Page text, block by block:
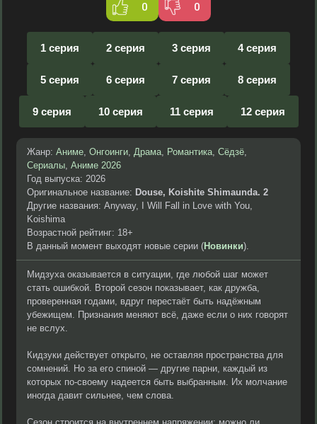
0 0
1 серия 2 серия 3 серия 4 серия
5 серия 6 серия 7 серия 8 серия
9 серия 10 серия 11 серия 12 серия
Жанр: Аниме, Онгоинги, Драма, Романтика, Сёдзё,
Сериалы, Аниме 2026
Год выпуска: 2026
Оригинальное название: Douse, Koishite Shimaunda. 2
Другие названия: Anyway, I Will Fall in Love with You,
Koishima
Возрастной рейтинг: 18+
В данный момент выходят новые серии (Новинки).
Мидзуха оказывается в ситуации, где любой шаг может
стать ошибкой. Второй сезон показывает, как дружба,
проверенная годами, вдруг перестаёт быть надёжным
убежищем. Признания меняют всё, даже если о них говорят
не вслух.
Кидзуки действует открыто, не оставляя пространства для
сомнений. Но за его спиной — другие парни, каждый из
которых по-своему надеется быть выбранным. Их молчание
иногда давит сильнее, чем слова.